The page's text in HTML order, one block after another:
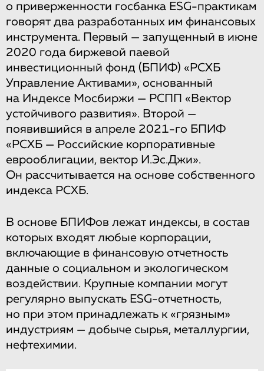
о приверженности госбанка ESG-практикам
говорят два разработанных им финансовых
инструмента. Первый — запущенный в июне
2020 года биржевой паевой
инвестиционный фонд (БПИФ) «РСХБ
Управление Активами», основанный
на Индексе Мосбиржи — РСПП «Вектор
устойчивого развития». Второй —
появившийся в апреле 2021-го БПИФ
«РСХБ — Российские корпоративные
еврооблигации, вектор И.Эс.Джи».
Он рассчитывается на основе собственного
индекса РСХБ.
В основе БПИФов лежат индексы, в состав
которых входят любые корпорации,
включающие в финансовую отчетность
данные о социальном и экологическом
воздействии. Крупные компании могут
регулярно выпускать ESG-отчетность,
но при этом принадлежать к «грязным»
индустриям — добыче сырья, металлургии,
нефтехимии.